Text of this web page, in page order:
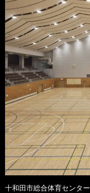
十和田市総合体育センター